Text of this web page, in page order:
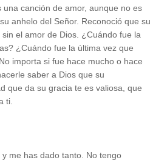
una canción de amor, aunque no es
anhelo del Señor. Reconoció que su
el amor de Dios. ¿Cuándo fue la
¿Cuándo fue la última vez que
importa si fue hace mucho o hace
saber a Dios que su
que da su gracia te es valiosa, que
ti.
me has dado tanto. No tengo